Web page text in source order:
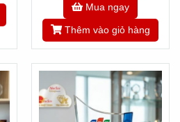
Mua ngay
Thêm vào giỏ hàng